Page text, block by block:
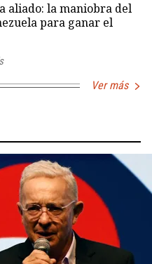
aliado: la maniobra del
para ganar el
Ver más